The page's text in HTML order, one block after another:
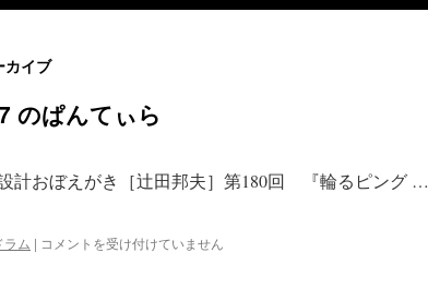
カイブ
のぱんてぃら
計おぼえがき［辻田邦夫］第180回 『輪るピング …
ラム | 輪
コメントを受け付けていません